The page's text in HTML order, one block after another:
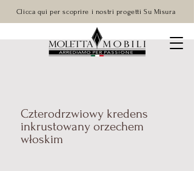
Clicca qui per scoprire i nostri progetti Su Misura
Czterodrzwiowy kredens
inkrustowany orzechem
włoskim